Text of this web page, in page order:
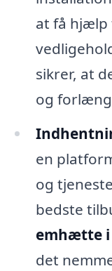
at få hjælp
sikrer, at
og
en
og
bedste
emhætte i
det